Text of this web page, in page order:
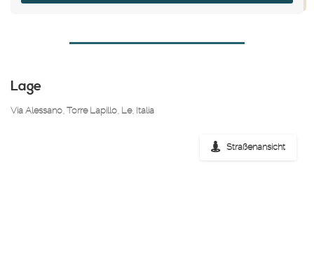
Lage
Via Alessano, Torre Lapillo, Le, Italia
Straßenansicht